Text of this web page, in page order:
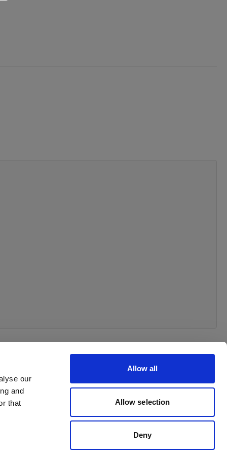
our
and
that
Allow all
Allow selection
Deny
order